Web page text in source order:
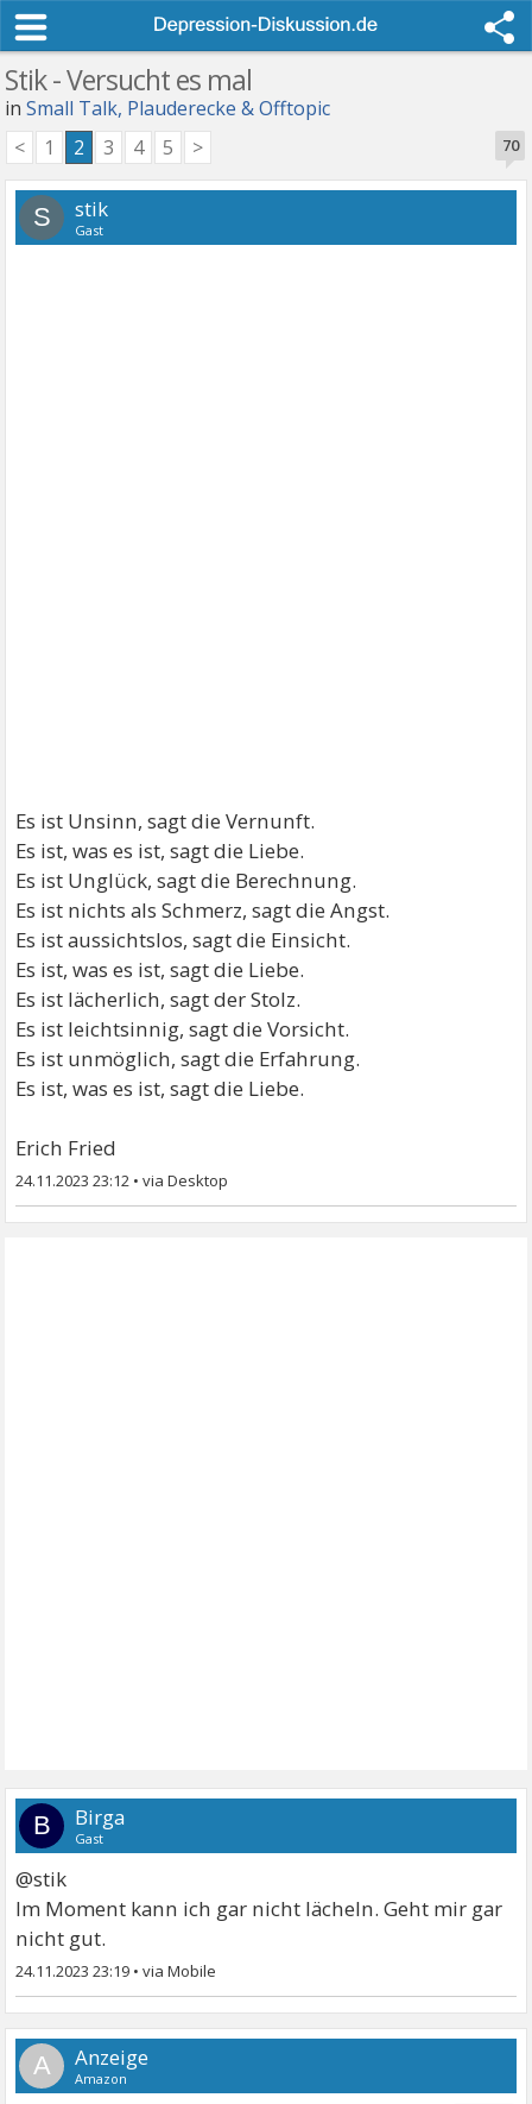
Stik - Versucht es mal
inSmall Talk, Plauderecke & Offtopic
70
< 1 2 3 4 5 >
S stik
Gast
Es ist Unsinn, sagt die Vernunft.
Es ist, was es ist, sagt die Liebe.
Es ist Unglück, sagt die Berechnung.
Es ist nichts als Schmerz, sagt die Angst.
Es ist aussichtslos, sagt die Einsicht.
Es ist, was es ist, sagt die Liebe.
Es ist lächerlich, sagt der Stolz.
Es ist leichtsinnig, sagt die Vorsicht.
Es ist unmöglich, sagt die Erfahrung.
Es ist, was es ist, sagt die Liebe.
Erich Fried
24.11.2023 23:12 •
B Birga
Gast
@stik
Im Moment kann ich gar nicht lächeln. Geht mir gar
nicht gut.
24.11.2023 23:19 •
A